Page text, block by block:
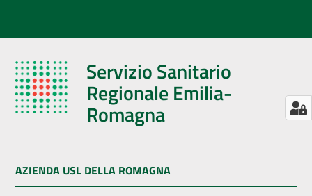
Servizio Sanitario
Regionale Emilia-
Romagna
AZIENDA USL DELLA ROMAGNA